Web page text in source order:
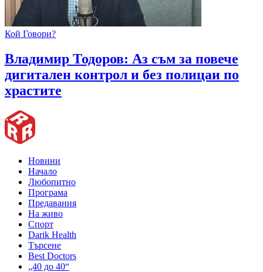
Кой Говори?
Владимир Тодоров: Аз съм за повече
дигитален контрол и без полицаи по
храстите
Новини
Начало
Любопитно
Програма
Предавания
На живо
Спорт
Darik Health
Търсене
Best Doctors
„40 до 40“